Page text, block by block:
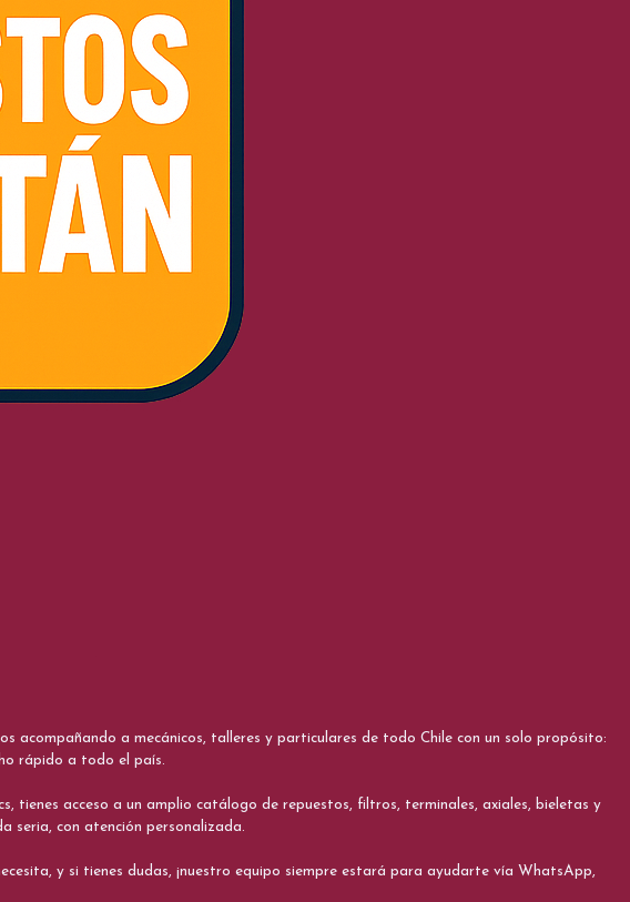
acompañando a mecánicos, talleres y particulares de todo Chile con un solo propósito:
rápido a todo el país.
tienes acceso a un amplio catálogo de repuestos, filtros, terminales, axiales, bieletas y
seria, con atención personalizada.
y si tienes dudas, ¡nuestro equipo siempre estará para ayudarte vía WhatsApp,